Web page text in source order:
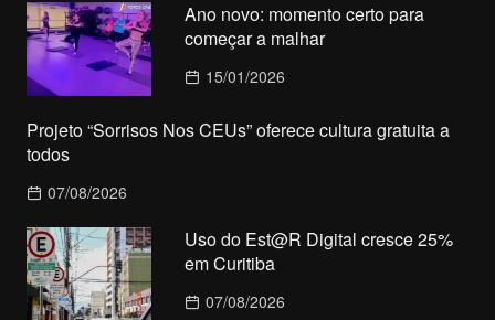
Ano novo: momento certo para
começar a malhar
15/01/2026
Projeto “Sorrisos Nos CEUs” oferece cultura gratuita a
todos
07/08/2026
Uso do Est@R Digital cresce 25%
em Curitiba
07/08/2026